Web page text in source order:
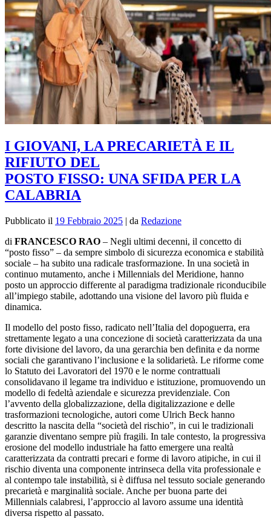
I GIOVANI, LA PRECARIETÀ E IL
RIFIUTO DEL
POSTO FISSO: UNA SFIDA PER LA
CALABRIA
Pubblicato il 19 Febbraio 2025 | da Redazione
di FRANCESCO RAO – Negli ultimi decenni, il concetto di
“posto fisso” – da sempre simbolo di sicurezza economica e stabilità
sociale – ha subito una radicale trasformazione. In una società in
continuo mutamento, anche i Millennials del Meridione, hanno
posto un approccio differente al paradigma tradizionale riconducibile
all’impiego stabile, adottando una visione del lavoro più fluida e
dinamica.
Il modello del posto fisso, radicato nell’Italia del dopoguerra, era
strettamente legato a una concezione di società caratterizzata da una
forte divisione del lavoro, da una gerarchia ben definita e da norme
sociali che garantivano l’inclusione e la solidarietà. Le riforme come
lo Statuto dei Lavoratori del 1970 e le norme contrattuali
consolidavano il legame tra individuo e istituzione, promuovendo un
modello di fedeltà aziendale e sicurezza previdenziale. Con
l’avvento della globalizzazione, della digitalizzazione e delle
trasformazioni tecnologiche, autori come Ulrich Beck hanno
descritto la nascita della “società del rischio”, in cui le tradizionali
garanzie diventano sempre più fragili. In tale contesto, la progressiva
erosione del modello industriale ha fatto emergere una realtà
caratterizzata da contratti precari e forme di lavoro atipiche, in cui il
rischio diventa una componente intrinseca della vita professionale e
al contempo tale instabilità, si è diffusa nel tessuto sociale generando
precarietà e marginalità sociale. Anche per buona parte dei
Millennials calabresi, l’approccio al lavoro assume una identità
diversa rispetto al passato.